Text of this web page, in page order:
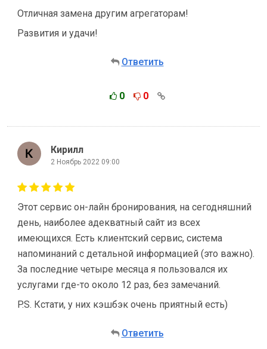
Отличная замена другим агрегаторам!
Развития и удачи!
Ответить
0 0
Кирилл
2 Ноябрь 2022 09:00
Этот сервис он-лайн бронирования, на сегодняшний
день, наиболее адекватный сайт из всех
имеющихся. Есть клиентский сервис, система
напоминаний с детальной информацией (это важно).
За последние четыре месяца я пользовался их
услугами где-то около 12 раз, без замечаний.
P.S. Кстати, у них кэшбэк очень приятный есть)
Ответить